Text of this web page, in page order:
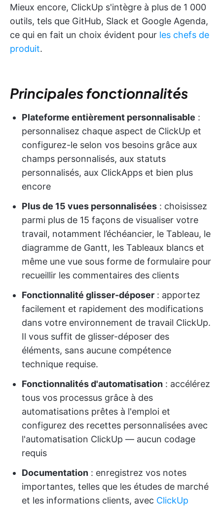
Mieux encore, ClickUp s'intègre à plus de 1 000
outils, tels que GitHub, Slack et Google Agenda,
ce qui en fait un choix évident pour les chefs de
produit.
Principales fonctionnalités
Plateforme entièrement personnalisable :
personnalisez chaque aspect de ClickUp et
configurez-le selon vos besoins grâce aux
champs personnalisés, aux statuts
personnalisés, aux ClickApps et bien plus
encore
Plus de 15 vues personnalisées : choisissez
parmi plus de 15 façons de visualiser votre
travail, notamment l’échéancier, le Tableau, le
diagramme de Gantt, les Tableaux blancs et
même une vue sous forme de formulaire pour
recueillir les commentaires des clients
Fonctionnalité glisser-déposer : apportez
facilement et rapidement des modifications
dans votre environnement de travail ClickUp.
Il vous suffit de glisser-déposer des
éléments, sans aucune compétence
technique requise.
Fonctionnalités d'automatisation : accélérez
tous vos processus grâce à des
automatisations prêtes à l'emploi et
configurez des recettes personnalisées avec
l'automatisation ClickUp — aucun codage
requis
Documentation : enregistrez vos notes
importantes, telles que les études de marché
et les informations clients, avec ClickUp